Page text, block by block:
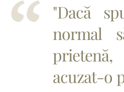
"Dacă
normal
acuzat-o